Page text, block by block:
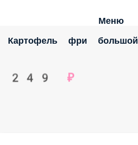
Меню
Картофель фри большой
249 ₽